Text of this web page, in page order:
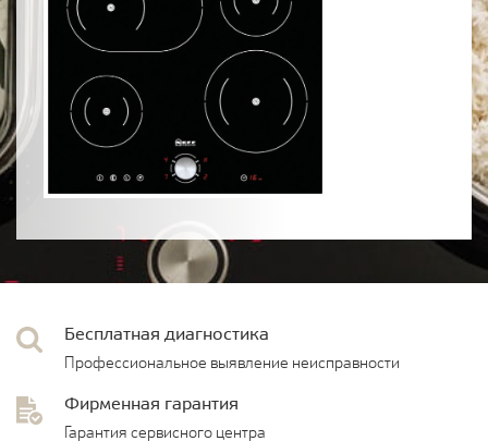
Бесплатная диагностика
Профессиональное выявление неисправности
Фирменная гарантия
Гарантия сервисного центра